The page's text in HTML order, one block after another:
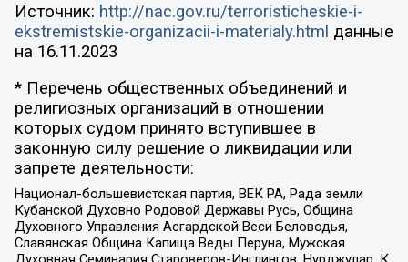
Источник: http://nac.gov.ru/terroristicheskie-i-
ekstremistskie-organizacii-i-materialy.html данные
на 16.11.2023
* Перечень общественных объединений и
религиозных организаций в отношении
которых судом принято вступившее в
законную силу решение о ликвидации или
запрете деятельности:
Национал-большевистская партия, ВЕК РА, Рада земли
Кубанской Духовно Родовой Державы Русь, Община
Духовного Управления Асгардской Веси Беловодья,
Славянская Община Капища Веды Перуна, Мужская